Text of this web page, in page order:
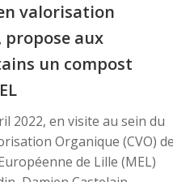
valorisation
aux
un compost
2022, en visite au sein du
Organique (CVO)
de Lille (MEL)